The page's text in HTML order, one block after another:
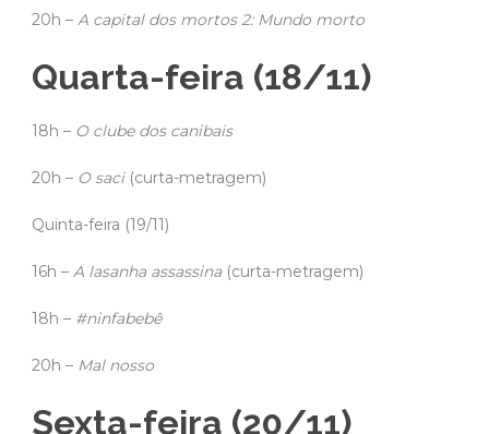
20h – A capital dos mortos 2: Mundo morto
Quarta-feira (18/11)
18h – O clube dos canibais
20h – O saci (curta-metragem)
Quinta-feira (19/11)
16h – A lasanha assassina (curta-metragem)
18h – #ninfabebê
20h – Mal nosso
Sexta-feira (20/11)